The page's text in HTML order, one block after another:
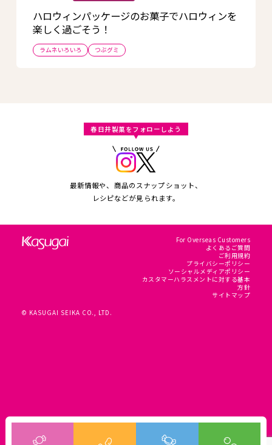
ハロウィンパッケージのお菓子でハロウィンを
楽しく過ごそう！
ラムネいろいろ つぶグミ
春日井製菓をフォローしよう
最新情報や、商品のスナップショット、
レシピなどが見られます。
© KASUGAI SEIKA CO., LTD.
For Overseas Customers
よくあるご質問
ご利用規約
プライバシーポリシー
ソーシャルメディアポリシー
カスタマーハラスメントに対する基本
方針
サイトマップ